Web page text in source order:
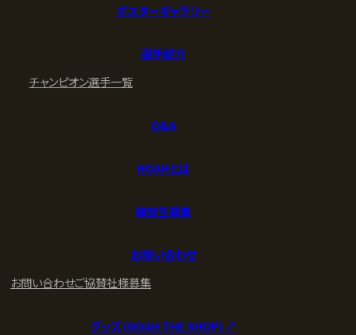
ポスターギャラリー
選手紹介
チャンピオン選手一覧
Q&A
NOAHとは
練習生募集
お問い合わせ
お問い合わせご協賛社様募集
グッズ (NOAH THE SHOP) ↗︎